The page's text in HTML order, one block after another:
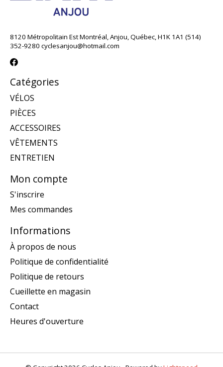
8120 Métropolitain Est Montréal, Anjou, Québec, H1K 1A1 (514)
352-9280 cyclesanjou@hotmail.com
Catégories
VÉLOS
PIÈCES
ACCESSOIRES
VÊTEMENTS
ENTRETIEN
Mon compte
S'inscrire
Mes commandes
Informations
À propos de nous
Politique de confidentialité
Politique de retours
Cueillette en magasin
Contact
Heures d'ouverture